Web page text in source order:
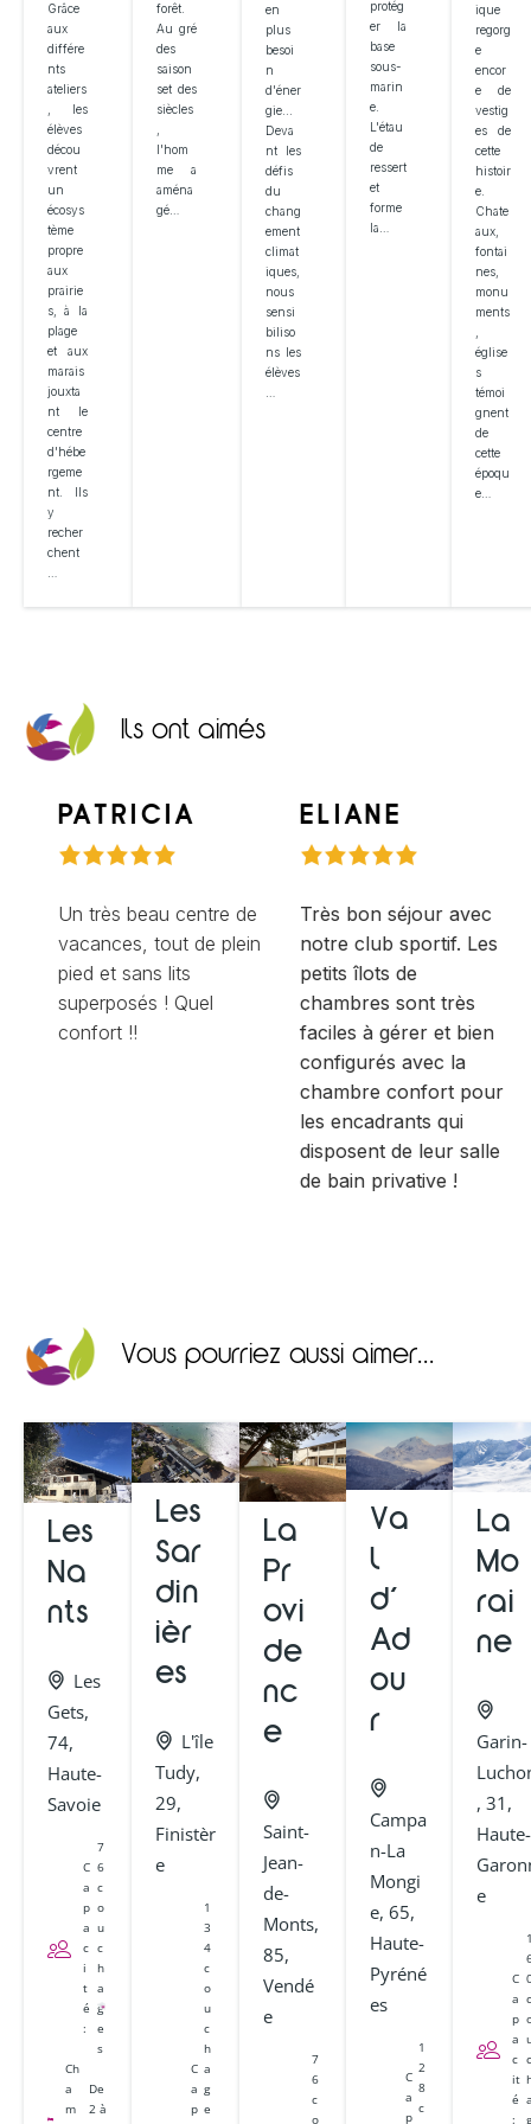
Grâce
aux
différe
nts
ateliers
, les
élèves
décou
vrent
un
écosys
tème
propre
aux
prairie
s, à la
plage
et aux
marais
jouxta
nt le
centre
d'hébe
rgeme
nt. Ils
y
recher
chent
…
forêt.
Au gré
des
saison
set des
siècles
,
l'hom
me a
aména
gé…
en
plus
besoi
n
d'éner
gie...
Deva
nt les
défis
du
chang
ement
climat
iques,
nous
sensi
biliso
ns les
élèves
protég
er la
base
sous-
marin
e.
L'étau
de
ressert
et
forme
la…
ique
regorg
e
encor
e de
vestig
es de
cette
histoir
e.
Chate
aux,
fontai
nes,
monu
ments
église
s
témoi
gnent
de
cette
époqu
e…
Ils ont aimés
PATRICIA
Un très beau centre de
vacances, tout de plein
pied et sans lits
superposés ! Quel
confort !!
ELIANE
Très bon séjour avec
notre club sportif. Les
petits îlots de
chambres sont très
faciles à gérer et bien
configurés avec la
chambre confort pour
les encadrants qui
disposent de leur salle
de bain privative !
Vous pourriez aussi aimer...
Les
Na
nts
Les
Gets,
74,
Haute-
Savoie
C
a
p
a
c
i
t
é
:
7
6
c
o
u
c
h
a
g
e
s
Ch
a
m
De
2 à
Les
Sar
din
ièr
es
L'île
Tudy,
29,
Finistèr
e
C
a
p
1
3
4
c
o
u
c
h
a
g
e
La
Pr
ovi
de
nc
e
Saint-
Jean-
de-
Monts,
85,
Vendé
e
7
6
c
o
Va
l
d’
Ad
ou
r
Campa
n-La
Mongi
e, 65,
Haute-
Pyréné
es
C
a
p
1
2
8
c
La
Mo
rai
ne
Garin-
, 31,
Haute-
e
C
a
p
a
c
it
é
: